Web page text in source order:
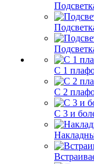
С 1
С 2
С 3 и